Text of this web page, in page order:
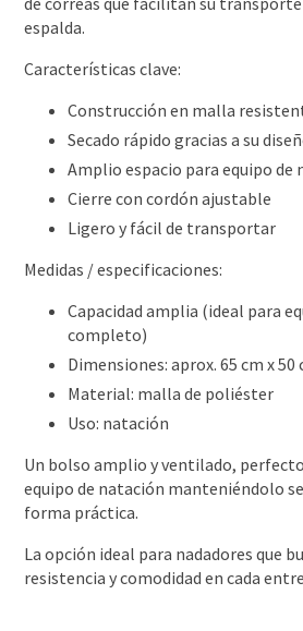
espalda.
Características clave:
Construcción en malla
Secado rápido gracias a su
Amplio espacio para equipo de
Cierre con cordón ajustable
Ligero y fácil de transportar
Medidas / especificaciones:
Capacidad amplia (ideal para
completo)
Dimensiones: aprox. 65 cm x 50
Material: malla de poliéster
Uso: natación
Un bolso amplio y ventilado,
equipo de natación manteniéndolo
forma práctica.
La opción ideal para nadadores que
resistencia y comodidad en cada